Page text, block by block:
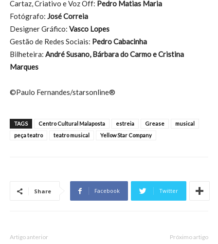
Cartaz, Criativo e Voz Off: Pedro Matias Maria
Fotógrafo: José Correia
Designer Gráfico: Vasco Lopes
Gestão de Redes Sociais: Pedro Cabacinha
Bilheteira: André Susano, Bárbara do Carmo e Cristina
Marques
©Paulo Fernandes/starsonline®
TAGS Centro Cultural Malaposta estreia Grease
musical
peça teatro
teatro musical Yellow Star Company
Share Facebook Twitter
Artigo anterior Próximo artigo